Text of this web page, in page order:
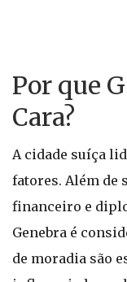
Por que
Cara?
A cidade suíça
fatores. Além de
financeiro e
Genebra é
de moradia são